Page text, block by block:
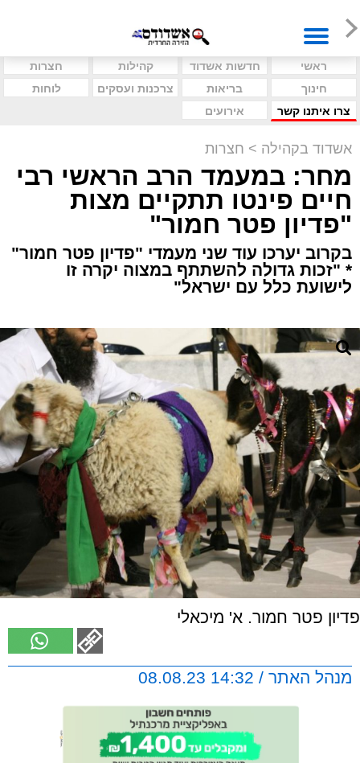
ראשי חדשות אשדוד קהילות
חצרות
חינוך
בריאות צרכנות ועסקים
לוחות
צרו איתנו קשר
אירועים
אשדוד בקהילה > חצרות
מחר: במעמד הרב הראשי רבי
חיים פינטו תתקיים מצות
"פדיון פטר חמור"
בקרוב יערכו עוד שני מעמדי "פדיון פטר חמור"
* "זכות גדולה להשתתף במצוה יקרה זו
לישועת כלל עם ישראל"
פדיון פטר חמור. א' מיכאלי
מנהל האתר / 14:32 08.08.23